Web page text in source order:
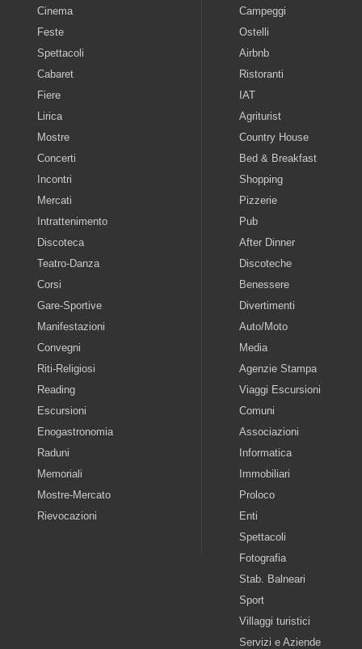
Cinema
Feste
Spettacoli
Cabaret
Fiere
Lirica
Mostre
Concerti
Incontri
Mercati
Intrattenimento
Discoteca
Teatro-Danza
Corsi
Gare-Sportive
Manifestazioni
Convegni
Riti-Religiosi
Reading
Escursioni
Enogastronomia
Raduni
Memoriali
Mostre-Mercato
Rievocazioni
Campeggi
Ostelli
Airbnb
Ristoranti
IAT
Agriturist
Country House
Bed & Breakfast
Shopping
Pizzerie
Pub
After Dinner
Discoteche
Benessere
Divertimenti
Auto/Moto
Media
Agenzie Stampa
Viaggi Escursioni
Comuni
Associazioni
Informatica
Immobiliari
Proloco
Enti
Spettacoli
Fotografia
Stab. Balneari
Sport
Villaggi turistici
Servizi e Aziende